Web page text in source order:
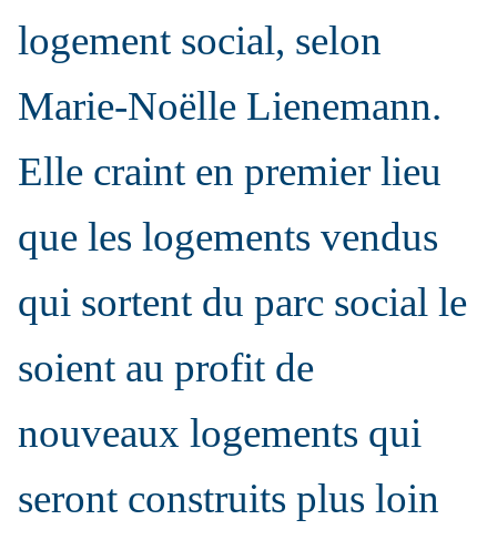
logement social, selon
Marie-Noëlle Lienemann.
Elle craint en premier lieu
que les logements vendus
qui sortent du parc social le
soient au profit de
nouveaux logements qui
seront construits plus loin